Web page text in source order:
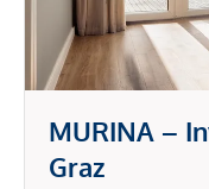
MURINA –
Graz